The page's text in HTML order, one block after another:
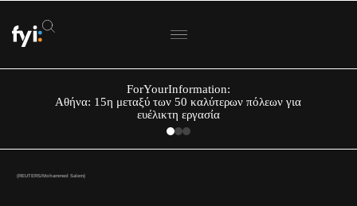
ForYourInformation:
Αθήνα: 15η μεταξύ των 50 καλύτερων πόλεων για
ευέλικτη εργασία
(REUTERS/Mohammed Salem)